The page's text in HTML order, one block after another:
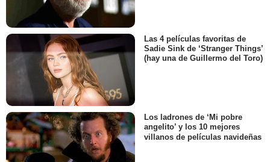
Las 4 películas favoritas de
Sadie Sink de ‘Stranger Things’
(hay una de Guillermo del Toro)
Los ladrones de ‘Mi pobre
angelito’ y los 10 mejores
villanos de películas navideñas